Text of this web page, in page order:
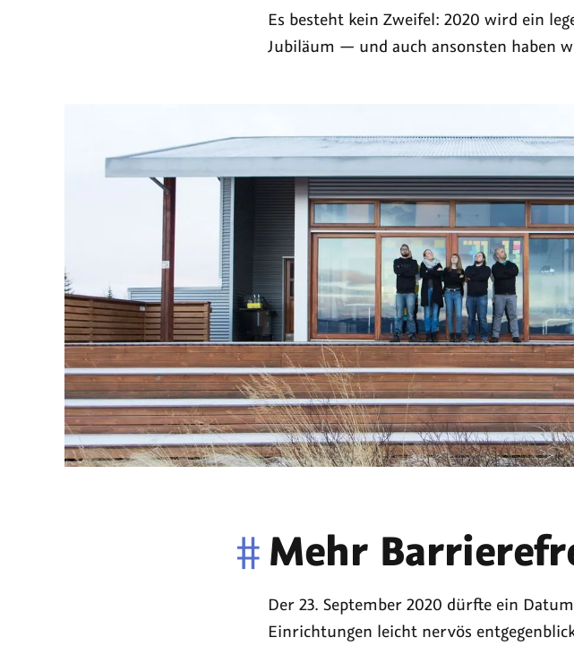
auf
Sendung
Web
—
rund
um
die
NUEWW
2018
Es besteht kein Zweifel: 2020 wird ein
Jubiläum — und auch ansonsten haben
#Mehr
Der 23. September 2020 dürfte ein
Einrichtungen leicht nervös